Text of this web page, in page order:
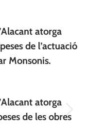
atorga
de l’actuació
Monsonis.
atorga
de les obres